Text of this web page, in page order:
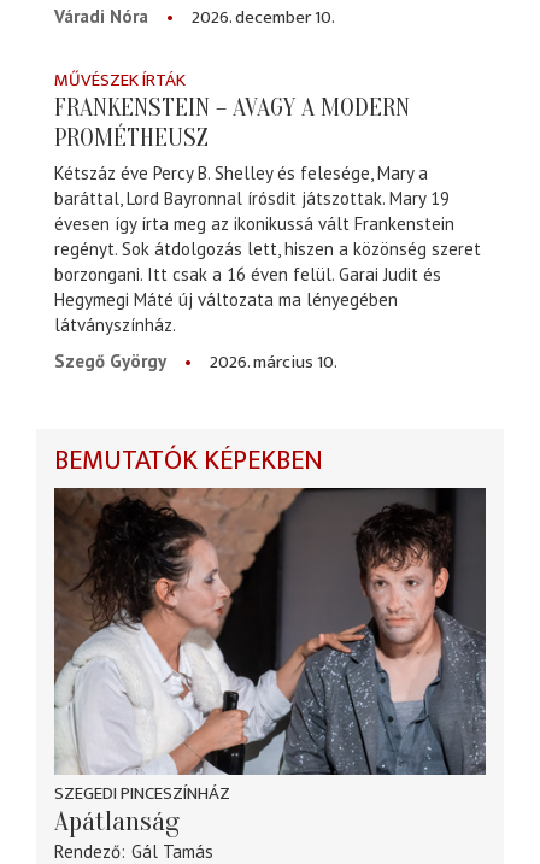
Váradi Nóra
2026. december 10.
MŰVÉSZEK ÍRTÁK
FRANKENSTEIN – AVAGY A MODERN
PROMÉTHEUSZ
Kétszáz éve Percy B. Shelley és felesége, Mary a
baráttal, Lord Bayronnal írósdit játszottak. Mary 19
évesen így írta meg az ikonikussá vált Frankenstein
regényt. Sok átdolgozás lett, hiszen a közönség szeret
borzongani. Itt csak a 16 éven felül. Garai Judit és
Hegymegi Máté új változata ma lényegében
látványszínház.
Szegő György
2026. március 10.
BEMUTATÓK KÉPEKBEN
SZEGEDI PINCESZÍNHÁZ
Apátlanság
Rendező Gál Tamás